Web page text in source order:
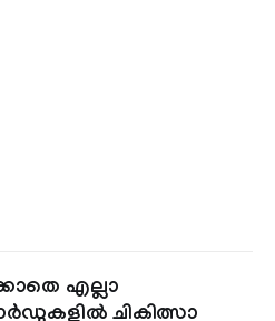
എല്ലാ
ചികിത്സാ